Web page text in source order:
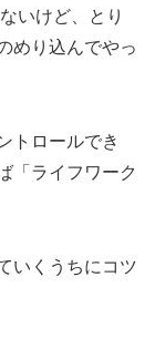
いけど、とり
めり込んでやっ
トロールでき
「ライフワーク
いくうちにコツ